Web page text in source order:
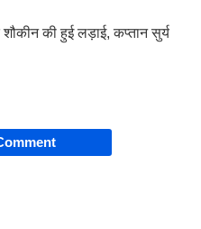
की हुई लड़ाई, कप्तान सुर्य